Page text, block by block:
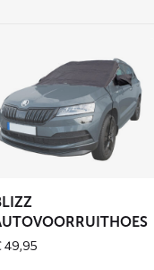
49,95